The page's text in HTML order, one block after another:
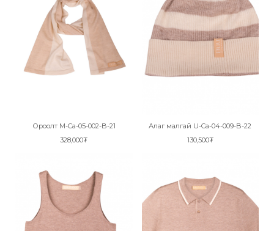
Ороолт M-Ca-05-002-B-21
328,000₮
Алаг малгай U-Ca-04-009-B-22
130,500₮